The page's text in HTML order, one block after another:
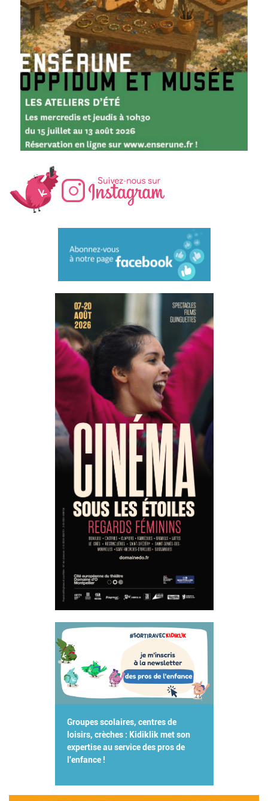
Groupes scolaires, centres de
loisirs, crèches : Kidiklik met son
expertise au service des pros de
l'enfance !